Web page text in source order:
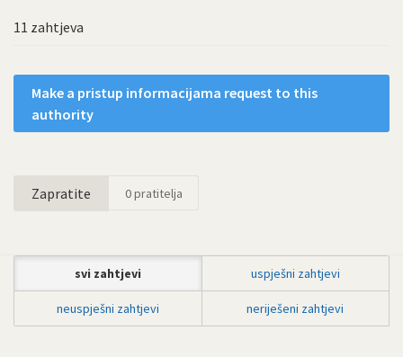
11 zahtjeva
Make a pristup informacijama request to this
authority
Zapratite 0pratitelja
svi zahtjevi uspješni zahtjevi
neuspješni zahtjevi neriješeni zahtjevi